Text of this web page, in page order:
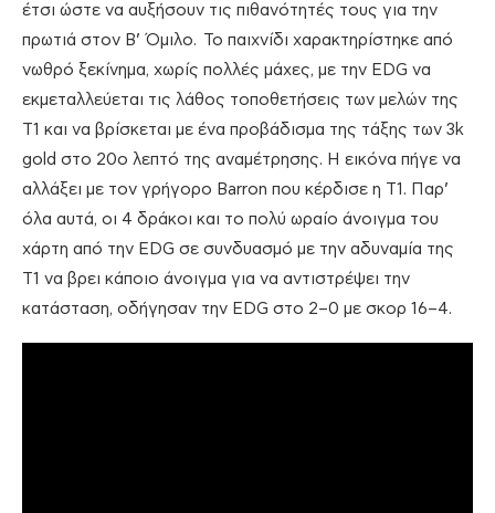
έτσι ώστε να αυξήσουν τις πιθανότητές τους για την
πρωτιά στον Β’ Όμιλο. Το παιχνίδι χαρακτηρίστηκε από
νωθρό ξεκίνημα, χωρίς πολλές μάχες, με την EDG να
εκμεταλλεύεται τις λάθος τοποθετήσεις των μελών της
Τ1 και να βρίσκεται με ένα προβάδισμα της τάξης των 3k
gold στο 20ο λεπτό της αναμέτρησης. Η εικόνα πήγε να
αλλάξει με τον γρήγορο Barron που κέρδισε η Τ1. Παρ’
όλα αυτά, οι 4 δράκοι και το πολύ ωραίο άνοιγμα του
χάρτη από την EDG σε συνδυασμό με την αδυναμία της
Τ1 να βρει κάποιο άνοιγμα για να αντιστρέψει την
κατάσταση, οδήγησαν την EDG στο 2–0 με σκορ 16–4.